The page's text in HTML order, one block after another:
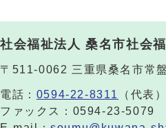
社会福祉法人 桑名市社会
〒511-0062 三重県桑名市常
電話： 0594-22-8311
（代表）
ファックス：0594-23-5079